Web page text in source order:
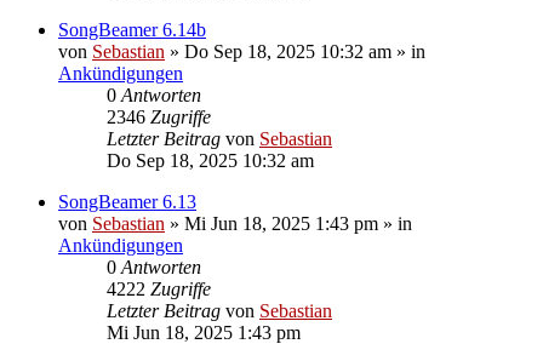
SongBeamer 6.14b
von Sebastian » Do Sep 18, 2025 10:32 am » in
Ankündigungen
0 Antworten
2346 Zugriffe
Letzter Beitrag von Sebastian
Do Sep 18, 2025 10:32 am
SongBeamer 6.13
von Sebastian » Mi Jun 18, 2025 1:43 pm » in
Ankündigungen
0 Antworten
4222 Zugriffe
Letzter Beitrag von Sebastian
Mi Jun 18, 2025 1:43 pm